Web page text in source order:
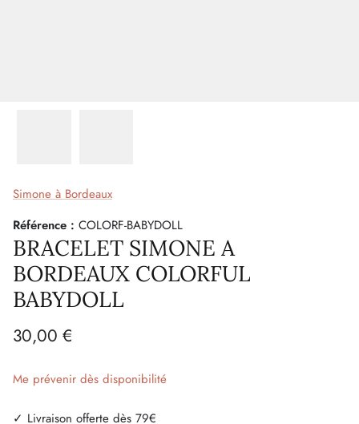
Simone à Bordeaux
Référence : COLORF-BABYDOLL
BRACELET SIMONE A
BORDEAUX COLORFUL
BABYDOLL
30,00 €
Me prévenir dès disponibilité
✓ Livraison offerte dès 79€